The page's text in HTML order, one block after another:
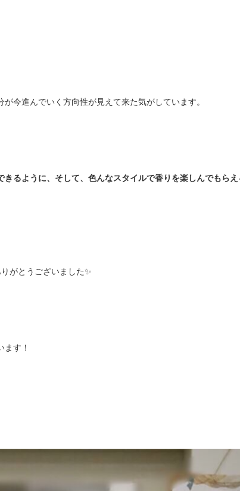
今進んでいく方向性が見えて来た気がしています。
るように、そして、色んなスタイルで香りを楽しんでもら
がとうございました✨
す！